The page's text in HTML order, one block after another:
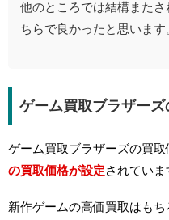
他のところでは結構また
ちらで良かったと思います
ゲーム買取ブラザーズ
ゲーム買取ブラザーズの買取
の買取価格が設定 されていま
新作ゲームの高価買取はもち